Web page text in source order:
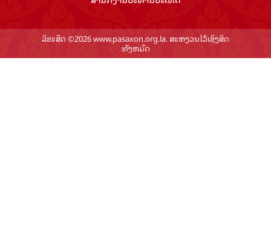
ລິຂະສິດ ©2026 www.pasaxon.org.la. ສະຫງວນໄວ້ເຊິງສິດ
ທັງຫມົດ